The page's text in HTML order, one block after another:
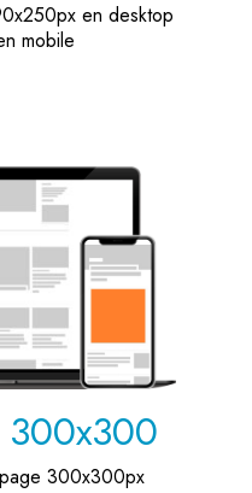
en desktop
mobile
300x300
300x300px